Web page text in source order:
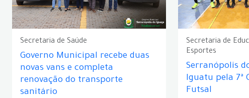
Secretaria de Saúde
Governo Municipal recebe duas
novas vans e completa
renovação do transporte
sanitário
Secretaria de
Esportes
Serranópolis
Iguatu pela 7ª
Futsal